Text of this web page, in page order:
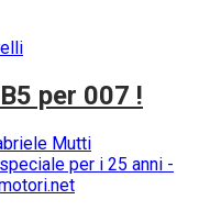
per 007 !
Mutti